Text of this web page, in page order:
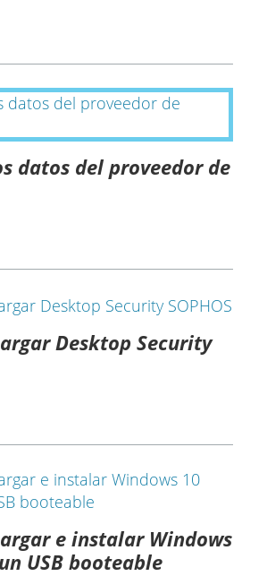
datos del proveedor de
Desktop Security
e instalar Windows
USB booteable